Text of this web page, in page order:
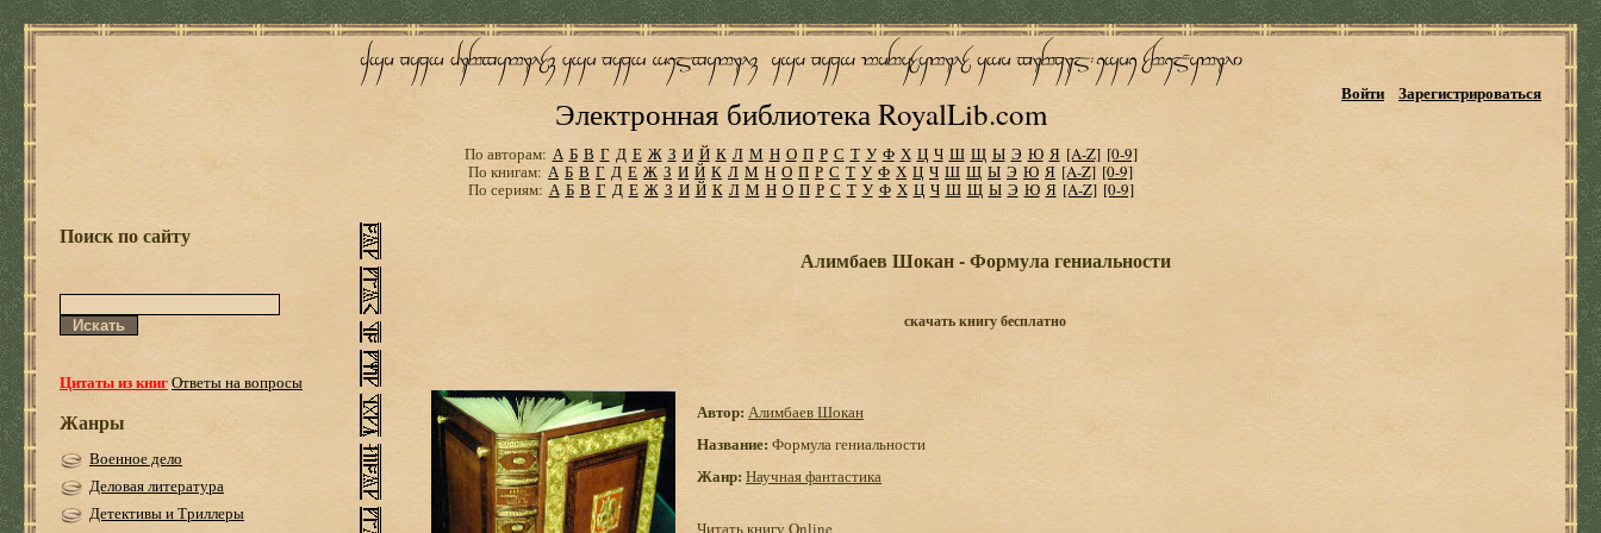
Электронная библиотека RoyalLib.com
Войти Зарегистрироваться
По авторам: А Б В Г Д Е Ж З И Й К Л М Н О П Р С Т У Ф Х Ц Ч Ш Щ Ы Э Ю Я [A-Z] [0-9]
По книгам: А Б В Г Д Е Ж З И Й К Л М Н О П Р С Т У Ф Х Ц Ч Ш Щ Ы Э Ю Я [A-Z] [0-9]
По сериям: А Б В Г Д Е Ж З И Й К Л М Н О П Р С Т У Ф Х Ц Ч Ш Щ Ы Э Ю Я [A-Z] [0-9]
Поиск по сайту
Цитаты из книгОтветы на вопросы
Жанры
Военное дело
Деловая литература
Детективы и Триллеры
Алимбаев Шокан - Формула гениальности
скачать книгу бесплатно
Автор: Алимбаев Шокан
Название: Формула гениальности
Жанр: Научная фантастика
Читать книгу Online